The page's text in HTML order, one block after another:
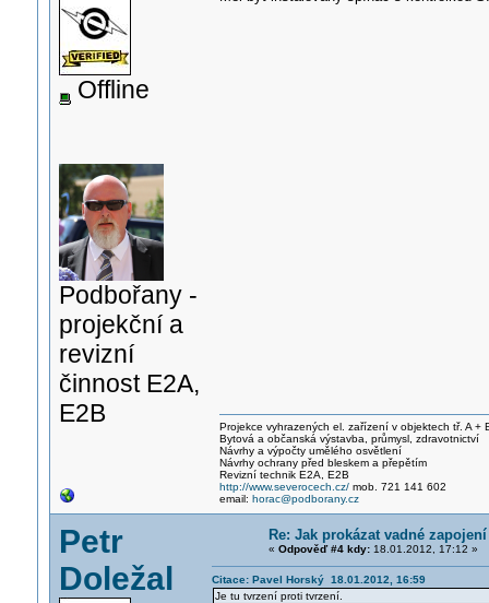
Offline
Podbořany -
projekční a
revizní
činnost E2A,
E2B
Projekce vyhrazených el. zařízení v objektech tř. A +
Bytová a občanská výstavba, průmysl, zdravotnictví
Návrhy a výpočty umělého osvětlení
Návrhy ochrany před bleskem a přepětím
Revizní technik E2A, E2B
http://www.severocech.cz/mob. 721 141 602
email: horac@podborany.cz
Petr
Doležal
Re: Jak prokázat vadné
« Odpověď #4 kdy:18.01.2012, 17:12 »
Citace: Pavel Horský 18.01.2012, 16:59
Je tu tvrzení proti tvrzení.